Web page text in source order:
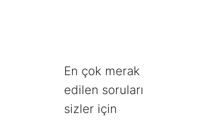
En çok merak
edilen soruları
sizler için